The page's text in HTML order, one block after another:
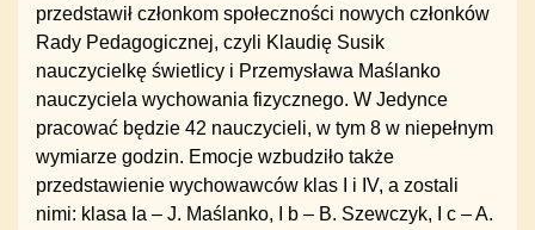
przedstawił członkom społeczności nowych członków
Rady Pedagogicznej, czyli Klaudię Susik
nauczycielkę świetlicy i Przemysława Maślanko
nauczyciela wychowania fizycznego. W Jedynce
pracować będzie 42 nauczycieli, w tym 8 w niepełnym
wymiarze godzin. Emocje wzbudziło także
przedstawienie wychowawców klas I i IV, a zostali
nimi: klasa Ia – J. Maślanko, I b – B. Szewczyk, I c – A.